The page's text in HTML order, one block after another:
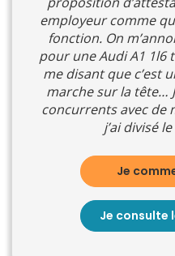
employeur comme
fonction. On
pour une Audi A1 1l6
me disant que c’est
marche sur la tête…
concurrents avec de
j’ai divisé
Je
Je consulte